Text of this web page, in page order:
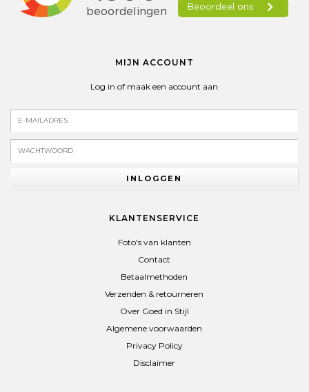
MIJN ACCOUNT
Log in of maak een account aan
INLOGGEN
KLANTENSERVICE
Foto's van klanten
Contact
Betaalmethoden
Verzenden & retourneren
Over Goed in Stijl
Algemene voorwaarden
Privacy Policy
Disclaimer